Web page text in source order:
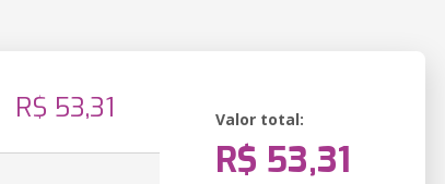
R$ 53,31 Valor total:
R$ 53,31